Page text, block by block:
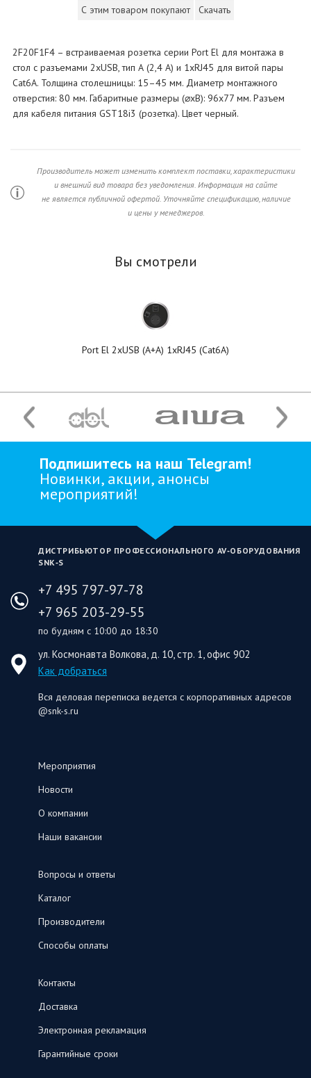
С этим товаром покупают
Скачать
2F20F1F4 – встраиваемая розетка серии Port El для монтажа в
стол с разъемами 2xUSB, тип А (2,4 А) и 1xRJ45 для витой пары
Cat6A. Толщина столешницы: 15–45 мм. Диаметр монтажного
отверстия: 80 мм. Габаритные размеры (⌀xВ): 96x77 мм. Разъем
для кабеля питания GST18i3 (розетка). Цвет черный.
Производитель может изменить комплект поставки, характеристики
и внешний вид товара без уведомления. Информация на сайте
не является публичной офертой. Уточняйте спецификацию, наличие
и цены у менеджеров.
Вы смотрели
Port El 2xUSB (A+A) 1xRJ45 (Cat6A)
Подпишитесь на наш Telegram!
Новинки, акции, анонсы
мероприятий!
ДИСТРИБЬЮТОР ПРОФЕССИОНАЛЬНОГО AV‑ОБОРУДОВАНИЯ
SNK‑S
+7 495 797-97-78
+7 965 203-29-55
по будням с 10:00 до 18:30
ул. Космонавта Волкова, д. 10, стр. 1, офис 902
Как добраться
Вся деловая переписка ведется с корпоративных адресов
@snk-s.ru
Мероприятия
Новости
О компании
Наши вакансии
Вопросы и ответы
Каталог
Производители
Способы оплаты
Контакты
Доставка
Электронная рекламация
Гарантийные сроки